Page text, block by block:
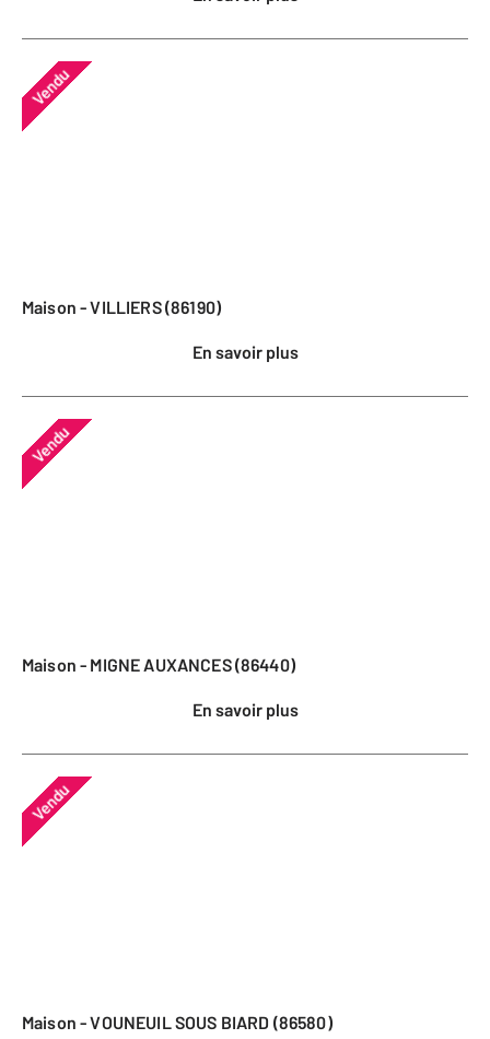
Vendu
Maison - VILLIERS (86190)
En savoir plus
Vendu
Maison - MIGNE AUXANCES (86440)
En savoir plus
Vendu
Maison - VOUNEUIL SOUS BIARD (86580)